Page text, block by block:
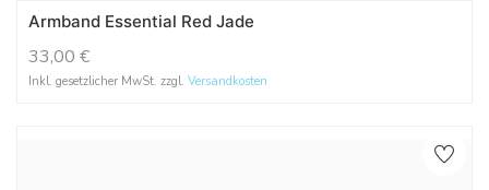
Armband Essential Red Jade
33,00 €
Inkl. gesetzlicher MwSt. zzgl. Versandkosten